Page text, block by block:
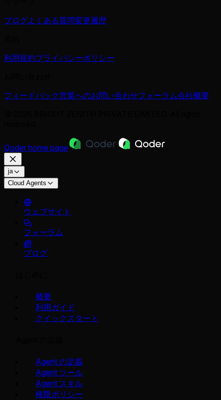
ブログよくある質問変更履歴
利用規約プライバシーポリシー
フィードバック営業へのお問い合わせフォーラム会社概要
Qoder home page
ja
Cloud Agents
ウェブサイト
フォーラム
ブログ
概要
利用ガイド
クイックスタート
Agent の定義
Agent ツール
Agent スキル
権限ポリシー